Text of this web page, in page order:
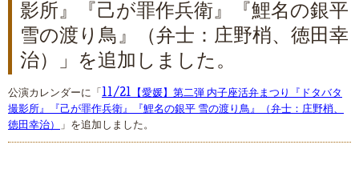
影所』『己が罪作兵衛』『鯉名の銀平
雪の渡り鳥』（弁士：庄野梢、徳田幸
治）」を追加しました。
公演カレンダーに「 11/21【愛媛】第二弾 内子座活弁まつり『ドタバタ
撮影所』『己が罪作兵衛』『鯉名の銀平 雪の渡り鳥』（弁士：庄野梢、
徳田幸治） 」を追加しました。